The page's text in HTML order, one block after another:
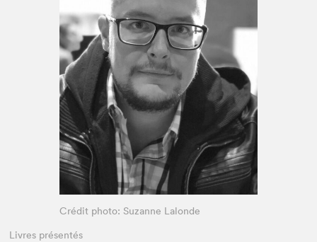
Espace enseignant·e·s
Espace pro
Crédit photo: Suzanne Lalonde
Livres présentés